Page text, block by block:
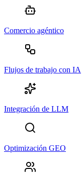
Comercio agéntico
Flujos de trabajo con IA
Integración de LLM
Optimización GEO